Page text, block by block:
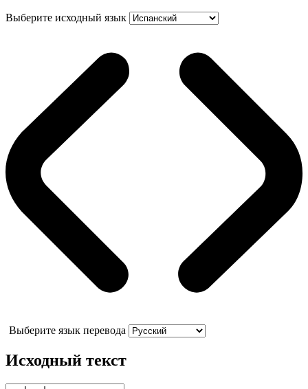
Выберите исходный язык
Выберите язык перевода
Исходный текст